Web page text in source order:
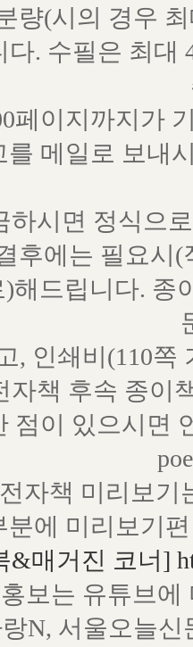
량(시의 경우
다. 수필은 최대
페이지까지가
를 메일로 보내
하시면 정식으
후에는 필요시
해드립니다. 종
, 인쇄비(110
자책 후속 종이
점이 있으시면
자책 미리보
분에 미리보기
&매거진 코너]
보는 유튜브
N, 서울오늘